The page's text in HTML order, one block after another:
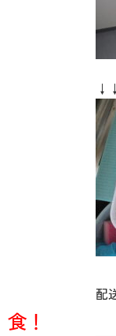
↓↓今回振る
配送が終わ
食！